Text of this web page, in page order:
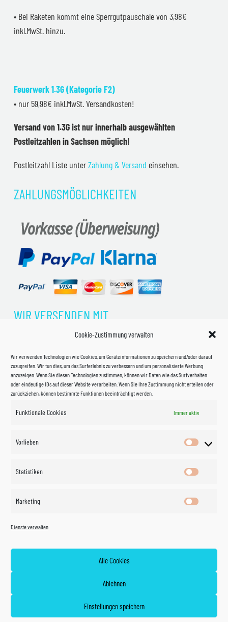
Cookie-Zustimmung verwalten
Wir verwenden Technologien wie Cookies, um Geräteinformationen zu speichern und/oder darauf
zuzugreifen. Wir tun dies, um das Surferlebnis zu verbessern und um personalisierte Werbung
anzuzeigen. Wenn Sie diesen Technologien zustimmen, können wir Daten wie das Surfverhalten
oder eindeutige IDs auf dieser Website verarbeiten. Wenn Sie Ihre Zustimmung nicht erteilen oder
zurückziehen, können bestimmte Funktionen beeinträchtigt werden.
Funktionale Cookies Immer aktiv
Vorlieben
Vorlieben
Statistiken
Marketing
Dienste verwalten
Alle Cookies
Ablehnen
Einstellungen speichern
• Bei Raketen kommt eine Sperrgutpauschale von 3,98€
inkl.MwSt. hinzu.
Feuerwerk 1.3G (Kategorie F2)
• nur 59,98€ inkl.MwSt. Versandkosten!
Versand von 1.3G ist nur innerhalb ausgewählten
Postleitzahlen in Sachsen möglich!
Postleitzahl Liste unterZahlung & Versand einsehen.
ZAHLUNGSMÖGLICHKEITEN
WIR VERSENDEN MIT
©